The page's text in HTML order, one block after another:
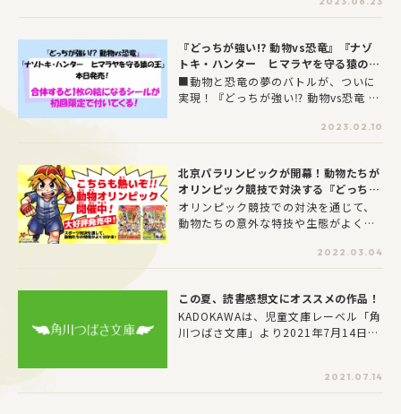
シリーズの中から、「危険生物」「昆
のセットができました。贈り物にぴっ
たりのケース入りです。気になるテー
マを選んで夏休みの自由研究などにも
活用して頂けますので、ぜひこの機会
にチェックしてみて下さいね♪
動物同士もいる。自分が好きな動物2頭
を選んで戦わせてみたら、いったいど
『どっちが強い!? 動物vs恐竜』『ナゾ
トキ・ハンター ヒマラヤを守る猿の
王』が2月15日に発売！ 合体すると1
枚の絵になるシールが初回限定ではさみ
■動物と恐竜の夢のバトルが、ついに
実現！『どっちが強い⁉︎ 動物vs恐竜 夢
る動物軍団と、レインチーム率いる恐
竜軍団が、生物最強をかけて大バト
ャングルの王者対決や、シャチvsモサ
サウルスの海のモンスター対決など、
種や時代を超えたアツいバトルがくり
広げられるぞ。だれも見たことがない
2023.02.10
北京パラリンピックが開幕！動物たちが
オリンピック競技で対決する『どっちが
強い!? 動物オリンピック編』と合わせて
もり上がろう！
オリンピック競技での対決を通じて、
動物たちの意外な特技や生態がよくわ
季競技も！ 動物知識もオリンピック
知識も楽しく身につくよ！
2022.03.04
この夏、読書感想文にオススメの作品！
KADOKAWAは、児童文庫レーベル「角
川つばさ文庫」より2021年7月14日
指した７人のストーリー』を刊行いた
しました。どちらもこの夏、読書感想
2021.07.14